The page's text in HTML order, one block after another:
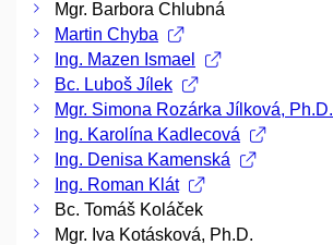
Mgr. Barbora Chlubná
Martin Chyba
Ing. Mazen Ismael
Bc. Luboš Jílek
Mgr. Simona Rozárka Jílková, Ph.D.
Ing. Karolína Kadlecová
Ing. Denisa Kamenská
Ing. Roman Klát
Bc. Tomáš Koláček
Mgr. Iva Kotásková, Ph.D.